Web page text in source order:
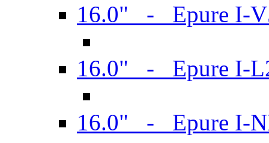
16.0" - Epure I-
16.0" - Epure I-
16.0" - Epure I-